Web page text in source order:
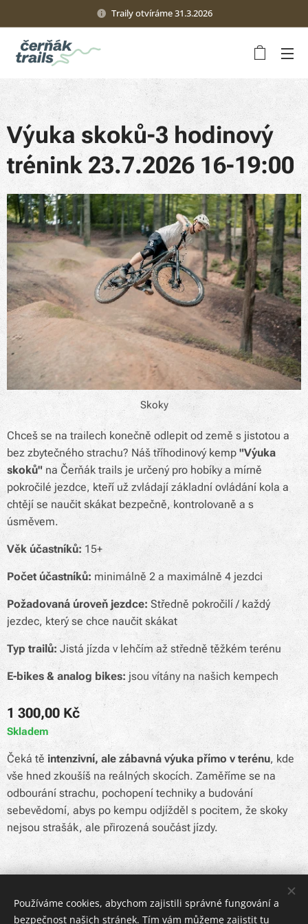
Traily otvíráme 31.3.2026
Výuka skoků-3 hodinový
trénink 23.7.2026 16-19:00
Skoky
Chceš se na trailech konečně odlepit od země s jistotou a
bez zbytečného strachu? Náš tříhodinový kemp "Výuka
skoků" na Čerňák trails je určený pro hobíky a mírně
pokročilé jezdce, kteří už zvládají základní ovládání kola a
chtějí se naučit skákat bezpečně, kontrolovaně a s
úsměvem.
Věk účastníků: 15+
Počet účastníků: minimálně 2 a maximálně 4 jezdci
Požadovaná úroveň jezdce: Středně pokročilí / každý
jezdec, který se chce naučit skákat
Typ trailů: Jistá jízda v lehčím až středně těžkém terénu
E-bikes & analog bikes: jsou vítány na našich kempech
1 300,00 Kč
Skladem
Čeká tě intenzivní, ale zábavná výuka přímo v terénu, kde
vše hned zkoušíš na reálných skocích. Zaměříme se na
odbourání strachu, pochopení techniky a budování
sebevědomí, abys po kempu odjížděl s pocitem, že skoky
nejsou strašák, ale přirozená součást jízdy.
© 2024 BlackForest | Všechna práva vyhrazena
Vytvořeno službouWebnode Cookies
Používáme cookies, abychom zajistili správné fungování a
bezpečnost našich stránek. Tím vám můžeme zajistit tu